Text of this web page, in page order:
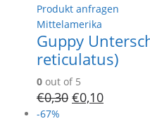
Produkt anfragen
Mittelamerika
Guppy
reticulatus)
0 out of 5
€0,30 €0,10
-67%